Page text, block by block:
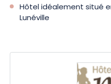
Hôtel idéalement situé
Lunéville